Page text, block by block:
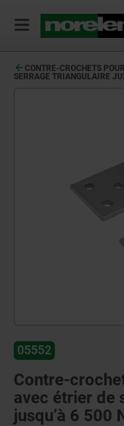
CONTRE-CROCHETS
SERRAGE TRIANGULAIRE
05552
Contre-
avec étrier de
jusqu’à 6 500